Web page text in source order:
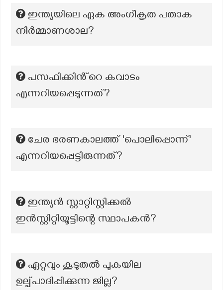
ഇന്ത്യയിലെ ഏക അംഗീകൃത പതാക
നിര്‍മ്മാണശാല?
പസഫിക്കിൻ്റെ കവാടം
എന്നറിയപ്പെടുന്നത്?
ചേര ഭരണകാലത്ത് 'പൊലിപ്പൊന്ന്'
എന്നറിയപ്പെട്ടിരുന്നത്?
ഇന്ത്യൻ സ്റ്റാറ്റിസ്റ്റിക്കൽ
ഇൻസ്റ്റിറ്റിയൂട്ടിന്റെ സ്ഥാപകൻ?
ഏറ്റവും കൂടുതല്‍ പുകയില
ഉല്പ്പാദിപ്പിക്കുന്ന ജില്ല?